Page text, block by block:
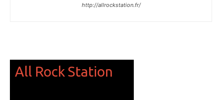
http://allrockstation.fr/